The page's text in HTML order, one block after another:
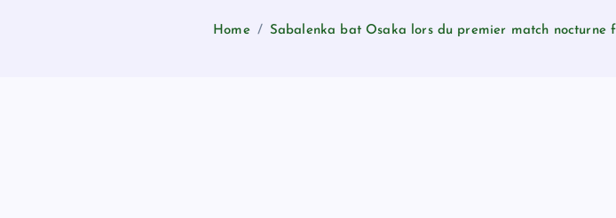
Home Sabalenka bat Osaka lors du premier match nocturne